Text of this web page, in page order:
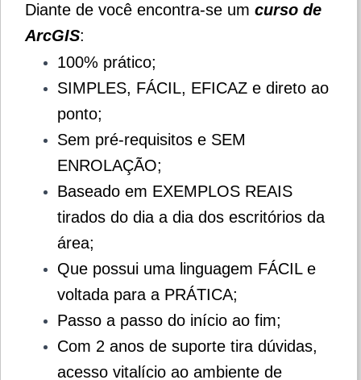
Diante de você encontra-se um curso de
ArcGIS:
100% prático;
SIMPLES, FÁCIL, EFICAZ e direto ao
ponto;
Sem pré-requisitos e SEM
ENROLAÇÃO;
Baseado em EXEMPLOS REAIS
tirados do dia a dia dos escritórios da
área;
Que possui uma linguagem FÁCIL e
voltada para a PRÁTICA;
Passo a passo do início ao fim;
Com 2 anos de suporte tira dúvidas,
acesso vitalício ao ambiente de